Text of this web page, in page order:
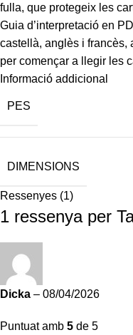
fulla, que protegeix les
Guia d’interpretació en
castellà, anglès i francès,
per començar a llegir les
Informació addicional
PES
DIMENSIONS
Ressenyes (1)
1 ressenya per
Dicka – 08/04/2026
Puntuat amb 5 de 5